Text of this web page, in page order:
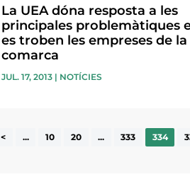
La UEA dóna resposta a les
principales problemàtiques
es troben les empreses de la
comarca
JUL. 17, 2013| NOTÍCIES
< ... 10 20 ... 333 334